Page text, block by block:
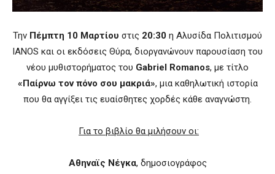
Την Πέμπτη 10 Μαρτίου στις 20:30 η Αλυσίδα Πολιτισμού
IANOS και οι εκδόσεις Θύρα, διοργανώνουν παρουσίαση του
νέου μυθιστορήματος του Gabriel Romanos, με τίτλο
«Παίρνω τον πόνο σου μακριά», μια καθηλωτική ιστορία
που θα αγγίξει τις ευαίσθητες χορδές κάθε αναγνώστη.
Για το βιβλίο θα μιλήσουν οι:
Αθηναϊς Νέγκα, δημοσιογράφος